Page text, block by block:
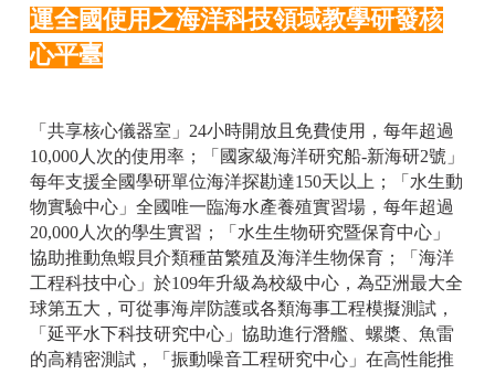
運全國使用之海洋科技領域教學研發核
心平臺
「共享核心儀器室」24小時開放且免費使用，每年超過
10,000人次的使用率；「國家級海洋研究船-新海研2號」
每年支援全國學研單位海洋探勘達150天以上；「水生動
物實驗中心」全國唯一臨海水產養殖實習場，每年超過
20,000人次的學生實習；「水生生物研究暨保育中心」
協助推動魚蝦貝介類種苗繁殖及海洋生物保育；「海洋
工程科技中心」於109年升級為校級中心，為亞洲最大全
球第五大，可從事海岸防護或各類海事工程模擬測試，
「延平水下科技研究中心」協助進行潛艦、螺槳、魚雷
的高精密測試，「振動噪音工程研究中心」在高性能推